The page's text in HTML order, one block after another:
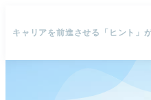
キャリアを前進させる「ヒント」